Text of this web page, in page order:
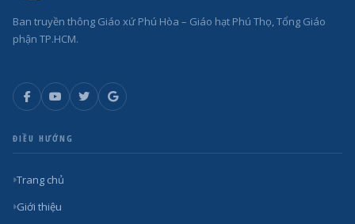
Ban truyền thông Giáo xứ Phú Hòa – Giáo hạt Phú Thọ, Tổng Giáo
phận TP.HCM.
ĐIỀU HƯỚNG
Trang chủ
Giới thiệu